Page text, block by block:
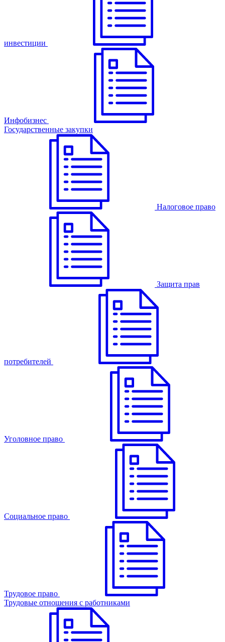
инвестиции
Инфобизнес
Государственные закупки
Налоговое право
Защита прав
потребителей
Уголовное право
Cоциальное право
Трудовое право
Трудовые отношения с работниками